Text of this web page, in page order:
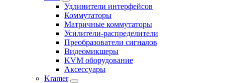
Удлинители интерфейсов
Коммутаторы
Матричные коммутаторы
Усилители-распределители
Преобразователи сигналов
Видеомикшеры
KVM оборудование
Аксессуары
Kramer